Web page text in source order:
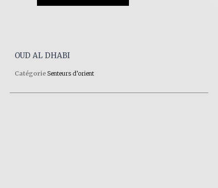
OUD AL DHABI
Catégorie Senteurs d’orient